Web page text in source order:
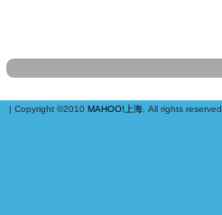
| Copyright ©2010 MAHOO!上海 , All rights